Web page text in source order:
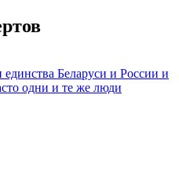
Беларуси и России и
одни и те же люди